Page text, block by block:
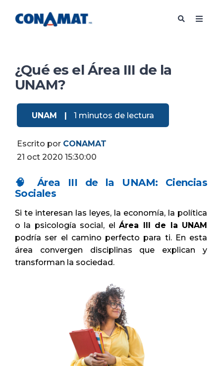
¿Qué es el Área III de la
UNAM?
UNAM 1 minutos de lectura
Escrito por CONAMAT
21 oct 2020 15:30:00
🧠 Área III de la UNAM: Ciencias
Sociales
Si te interesan las leyes, la economía, la política
o la psicología social, elÁrea III de la UNAM
podría ser el camino perfecto para ti. En esta
área convergen disciplinas que explican y
transforman la sociedad.